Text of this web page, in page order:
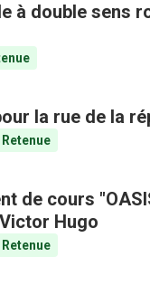
à double sens
la rue de la
Retenue
de cours
Hugo
Retenue